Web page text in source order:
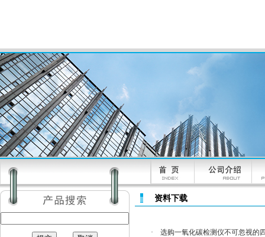
资料下载
·
选购一氧化碳检测仪不可忽视的